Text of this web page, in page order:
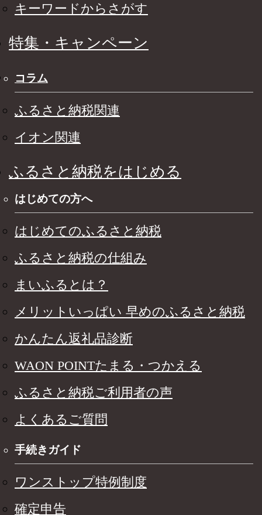
キーワードからさがす
特集・キャンペーン
コラム
ふるさと納税関連
イオン関連
ふるさと納税をはじめる
はじめての方へ
はじめてのふるさと納税
ふるさと納税の仕組み
まいふるとは？
メリットいっぱい 早めのふるさと納税
かんたん返礼品診断
WAON POINTたまる・つかえる
ふるさと納税ご利用者の声
よくあるご質問
手続きガイド
ワンストップ特例制度
確定申告